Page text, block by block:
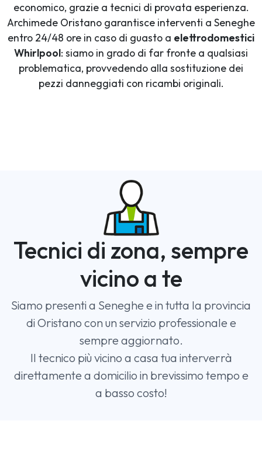
economico, grazie a tecnici di provata esperienza.
Archimede Oristano garantisce interventi a Seneghe
entro 24/48 ore in caso di guasto a elettrodomestici
Whirlpool: siamo in grado di far fronte a qualsiasi
problematica, provvedendo alla sostituzione dei
pezzi danneggiati con ricambi originali.
Tecnici di zona, sempre
vicino a te
Siamo presenti a Seneghe e in tutta la provincia
di Oristano con un servizio professionale e
sempre aggiornato.
Il tecnico più vicino a casa tua interverrà
direttamente a domicilio in brevissimo tempo e
a basso costo!